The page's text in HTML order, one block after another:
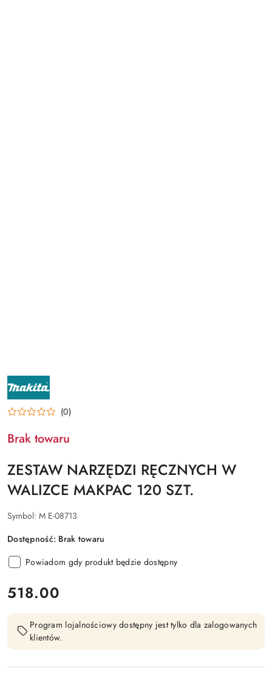
NAZWA
PRODUCENTA:
MAKITA
(0)
Brak towaru
ZESTAW NARZĘDZI RĘCZNYCH W
WALIZCE MAKPAC 120 SZT.
Symbol: M E-08713
Dostępność: Brak towaru
Powiadom gdy produkt będzie dostępny
cena:
518.00
Program lojalnościowy dostępny jest tylko dla zalogowanych
klientów.